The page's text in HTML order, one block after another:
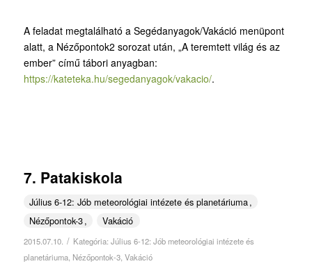
A feladat megtalálható a Segédanyagok/Vakáció menüpont
alatt, a Nézőpontok2 sorozat után, „A teremtett világ és az
ember” című tábori anyagban:
https://kateteka.hu/segedanyagok/vakacio/.
7. Patakiskola
Július 6-12: Jób meteorológiai intézete és planetáriuma
Nézőpontok-3
Vakáció
2015.07.10. / Kategória: Július 6-12: Jób meteorológiai intézete és
planetáriuma, Nézőpontok-3, Vakáció